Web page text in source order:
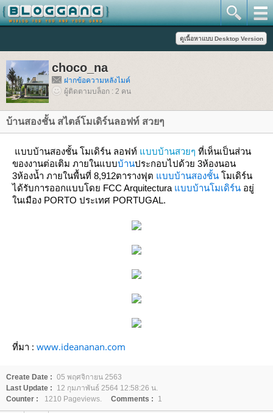
choco_na
ฝากข้อความหลังไมค์
ผู้ติดตามบล็อก : 2 คน
บ้านสองชั้น สไตล์โมเดิร์นลอฟท์ สวยๆ
บบบ้านสองชั้น โมเดิร์น ลอฟท์ บบบ้านสวยๆ ที่เห็นเป็นส่วน
ของงานต่อเติม ภายในแบบบ้านประกอบไปด้วย 3ห้องนอน
3ห้องน้ำ ภายในพื้นที่ 8,912ตารางฟุต บบบ้านสองชั้น มเดิร์น
ได้รับการออกแบบโดย FCC Arquitectura บบบ้านโมเดิร์น อยู่
นเมือง PORTO ประเทศ PORTUGAL.
ที่มา : www.ideananan.com
Create Date : 05 พฤศจิกายน 2563
Last Update :
12 กุมภาพันธ์ 2564 12:58:26 น.
Counter :
1210 Pageviews. Comments : 1